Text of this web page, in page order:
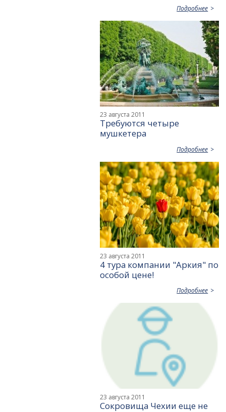
Подробнее
23 августа 2011
Требуются четыре
мушкетера
Подробнее
23 августа 2011
4 тура компании "Аркия" по
особой цене!
Подробнее
23 августа 2011
Сокровища Чехии еще не